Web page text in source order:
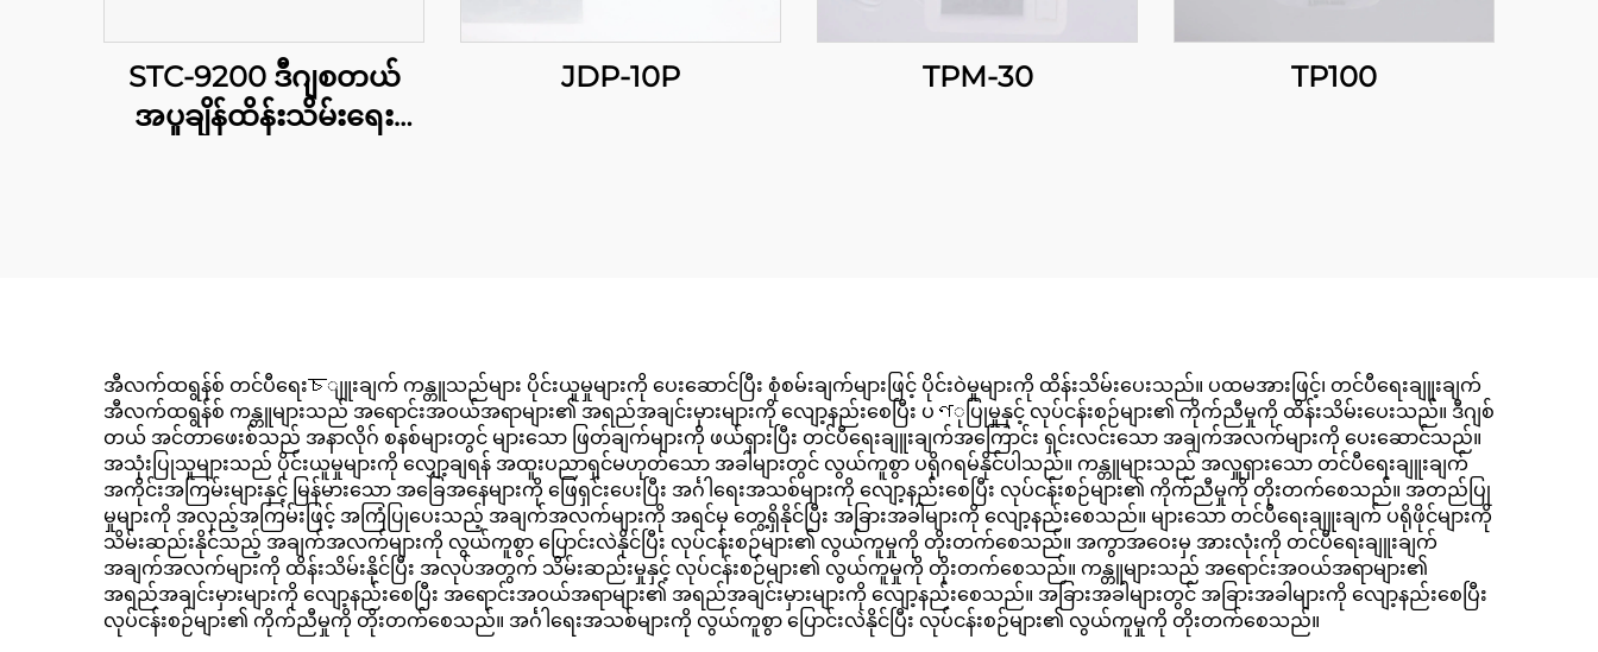
STC-9200 ဒီဂျစတယ်
အပူချိန်ထိန်းသိမ်းရေး
JDP-10P TPM-30 TP100
အီလက်ထရွန်စ် တင်ပီရေးচျူးချက် ကန္တူသည်များ ပိုင်းယူမှုများကို ပေးဆောင်ပြီး စုံစမ်းချက်များဖြင့် ပိုင်းဝဲမှုများကို ထိန်းသိမ်းပေးသည်။ ပထမအားဖြင့်၊ တင်ပီရေးချူးချက်
အီလက်ထရွန်စ် ကန္တူများသည် အရောင်းအဝယ်အရာများ၏ အရည်အချင်းမှားများကို လျော့နည်းစေပြီး ပণုပြုမှုနှင့် လုပ်ငန်းစဉ်များ၏ ကိုက်ညီမှုကို ထိန်းသိမ်းပေးသည်။ ဒီဂျစ်
တယ် အင်တာဖေးစ်သည် အနာလိုဂ် စနစ်များတွင် များသော ဖြတ်ချက်များကို ဖယ်ရှားပြီး တင်ပီရေးချူးချက်အကြောင်း ရှင်းလင်းသော အချက်အလက်များကို ပေးဆောင်သည်။
အသုံးပြုသူများသည် ပိုင်းယူမှုများကို လျှော့ချရန် အထူးပညာရှင်မဟုတ်သော အခါများတွင် လွယ်ကူစွာ ပရိုဂရမ်နိုင်ပါသည်။ ကန္တူများသည် အလှူရှားသော တင်ပီရေးချူးချက်
အကိုင်းအကြမ်းများနှင့် မြန်မားသော အခြေအနေများကို ဖြေရှင်းပေးပြီး အင်္ဂါရေးအသစ်များကို လျော့နည်းစေပြီး လုပ်ငန်းစဉ်များ၏ ကိုက်ညီမှုကို တိုးတက်စေသည်။ အတည်ပြု
မှုများကို အလှည့်အကြမ်းဖြင့် အကြံပြုပေးသည့် အချက်အလက်များကို အရင်မှ တွေ့ရှိနိုင်ပြီး အခြားအခါများကို လျော့နည်းစေသည်။ များသော တင်ပီရေးချူးချက် ပရိုဖိုင်များကို
သိမ်းဆည်းနိုင်သည့် အချက်အလက်များကို လွယ်ကူစွာ ပြောင်းလဲနိုင်ပြီး လုပ်ငန်းစဉ်များ၏ လွယ်ကူမှုကို တိုးတက်စေသည်။ အကွာအဝေးမှ အားလုံးကို တင်ပီရေးချူးချက်
အချက်အလက်များကို ထိန်းသိမ်းနိုင်ပြီး အလုပ်အတွက် သိမ်းဆည်းမှုနှင့် လုပ်ငန်းစဉ်များ၏ လွယ်ကူမှုကို တိုးတက်စေသည်။ ကန္တူများသည် အရောင်းအဝယ်အရာများ၏
အရည်အချင်းမှားများကို လျော့နည်းစေပြီး အရောင်းအဝယ်အရာများ၏ အရည်အချင်းမှားများကို လျော့နည်းစေသည်။ အခြားအခါများတွင် အခြားအခါများကို လျော့နည်းစေပြီး
လုပ်ငန်းစဉ်များ၏ ကိုက်ညီမှုကို တိုးတက်စေသည်။ အင်္ဂါရေးအသစ်များကို လွယ်ကူစွာ ပြောင်းလဲနိုင်ပြီး လုပ်ငန်းစဉ်များ၏ လွယ်ကူမှုကို တိုးတက်စေသည်။